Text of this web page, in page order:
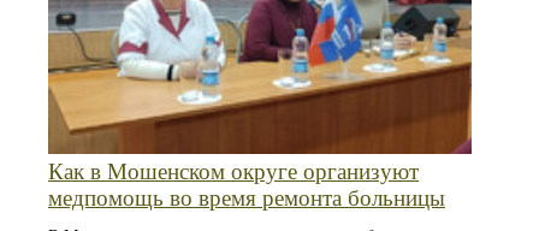
Как в Мошенском округе организуют
медпомощь во время ремонта больницы